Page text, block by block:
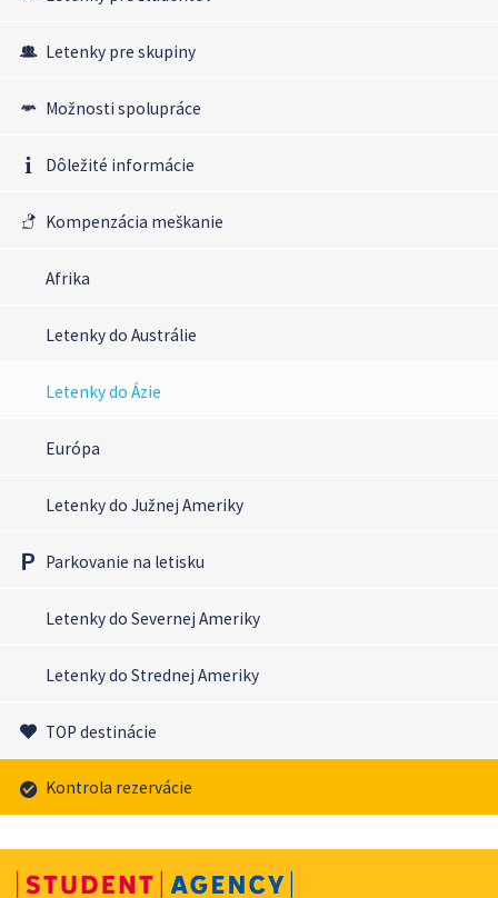
Letenky pre skupiny
Možnosti spolupráce
Dôležité informácie
Kompenzácia meškanie
Afrika
Letenky do Austrálie
Letenky do Ázie
Európa
Letenky do Južnej Ameriky
Parkovanie na letisku
Letenky do Severnej Ameriky
Letenky do Strednej Ameriky
TOP destinácie
Kontrola rezervácie